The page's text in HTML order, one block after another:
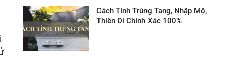
Cách Tính Trùng Tang, Nhập Mộ,
Thiên Di Chính Xác 100%